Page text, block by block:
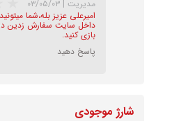
مدیریت | ۰۳/۰۵/۰۳
امیرعلی عزیز بله،شما
داخل سایت سفارش زدین
بازی کنید.
پاسخ دهید
شارژ موجودی